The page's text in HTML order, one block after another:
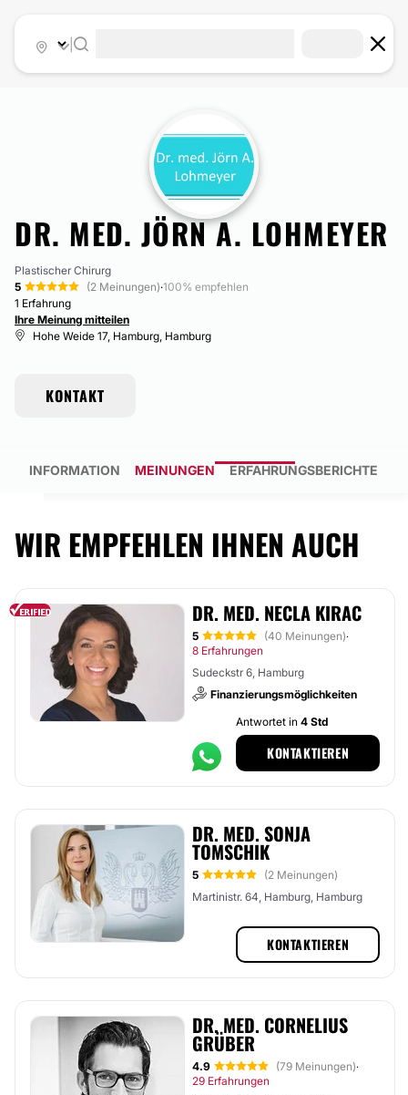
DR. MED. JÖRN A. LOHMEYER
Plastischer Chirurg
5
(2 Meinungen)·100% empfehlen
1 Erfahrung
Ihre Meinung mitteilen
Hohe Weide 17, Hamburg, Hamburg
KONTAKT
INFORMATION MEINUNGEN ERFAHRUNGSBERICHTE
WIR EMPFEHLEN IHNEN AUCH
DR. MED. NECLA KIRAC
5 (40 Meinungen)·
8 Erfahrungen
Sudeckstr 6, Hamburg
Finanzierungsmöglichkeiten
Antwortet in 4 Std
KONTAKTIEREN
DR. MED. SONJA
TOMSCHIK
5
(2 Meinungen)
Martinistr. 64, Hamburg, Hamburg
KONTAKTIEREN
DR. MED. CORNELIUS
GRÜBER
4.9 (79 Meinungen)·
29 Erfahrungen